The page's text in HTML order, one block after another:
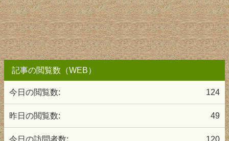
記事の閲覧数（WEB）
124
今日の閲覧数:
49
昨日の閲覧数:
120
今日の訪問者数: